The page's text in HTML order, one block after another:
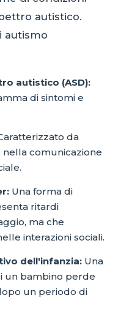
autistico.
autismo
autistico (ASD):
di sintomi e
da
comunicazione
Una forma di
ritardi
ma che
interazioni sociali.
dell'infanzia:Una
un bambino perde
un periodo di